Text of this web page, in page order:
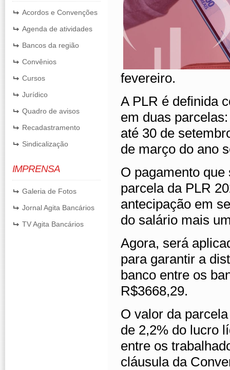
Acordos e Convenções
Agenda de atividades
Bancos da região
Convênios
Cursos
Jurídico
Quadro de avisos
Recadastramento
Sindicalização
IMPRENSA
Galeria de Fotos
Jornal Agita Bancários
TV Agita Bancários
fevereiro.
A PLR é definida
em duas
até 30 de
de março do ano
O pagamento
parcela da PLR
antecipação em
do salário mais
Agora, será
para garantir a
banco entre os
R$3668,29.
O valor da
de 2,2% do lucro
entre os
cláusula da